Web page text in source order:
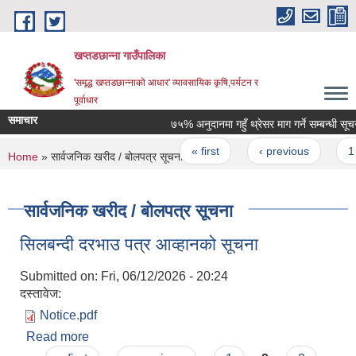
Skip to main content
खप्तडछान्ना गाउँपालिका
'समृद्ध खप्तडछान्नाको आधार' व्यावसायिक कृषि,पर्यटन र
पूर्वाधार
समाचार ७५% अनुदानमा गहुँ थ्रेसर माग गर्ने सम्बन्धी सूचना
Pages
« first ‹ previous
You are here
Home » सार्वजनिक खरीद / बोलपत्र सूचना
सार्वजनिक खरीद / बोलपत्र सूचना
सिलबन्दी दरभाउ पत्र आव्हानको सूचना
Submitted on: Fri, 06/12/2026 - 20:24
दस्तावेज:
Notice.pdf
Read more